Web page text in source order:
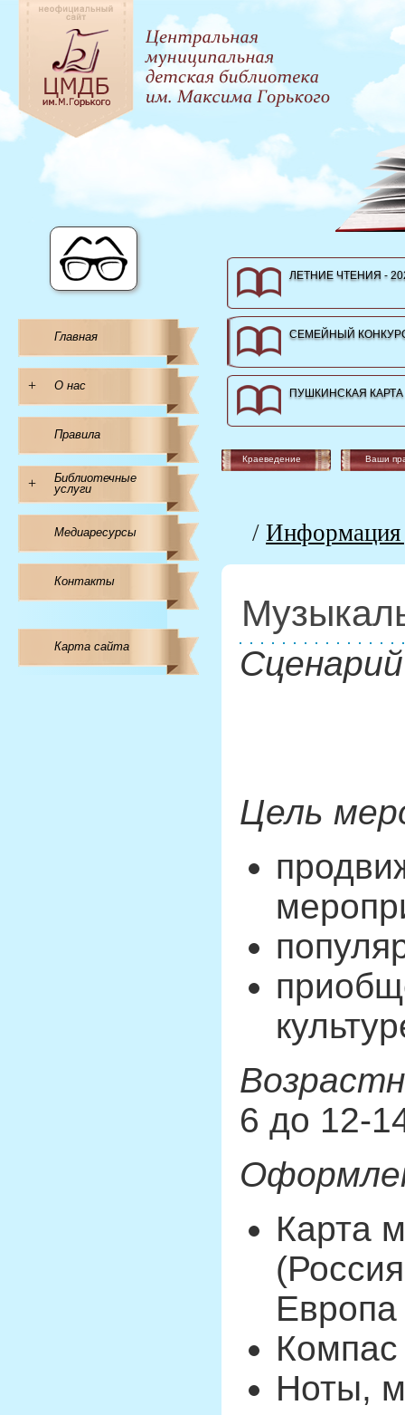
Главная
+ О нас
Правила
+
Библиотечные
услуги
Медиаресурсы
Контакты
Карта сайта
ЛЕТНИЕ ЧТЕНИЯ -
СЕМЕЙНЫЙ
ПУШКИНСКАЯ КАРТА
Краеведение Ваши
/ Информация
Цель
6 до 12-
Карта
Ноты,